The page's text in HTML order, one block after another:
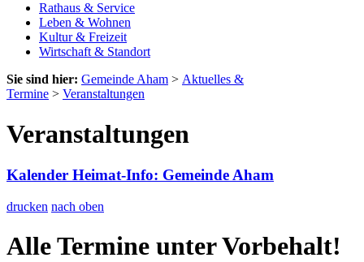
Rathaus & Service
Leben & Wohnen
Kultur & Freizeit
Wirtschaft & Standort
Sie sind hier: Gemeinde Aham > Aktuelles &
Termine > Veranstaltungen
Veranstaltungen
Kalender Heimat-Info: Gemeinde Aham
drucken nach oben
Alle Termine unter Vorbehalt!